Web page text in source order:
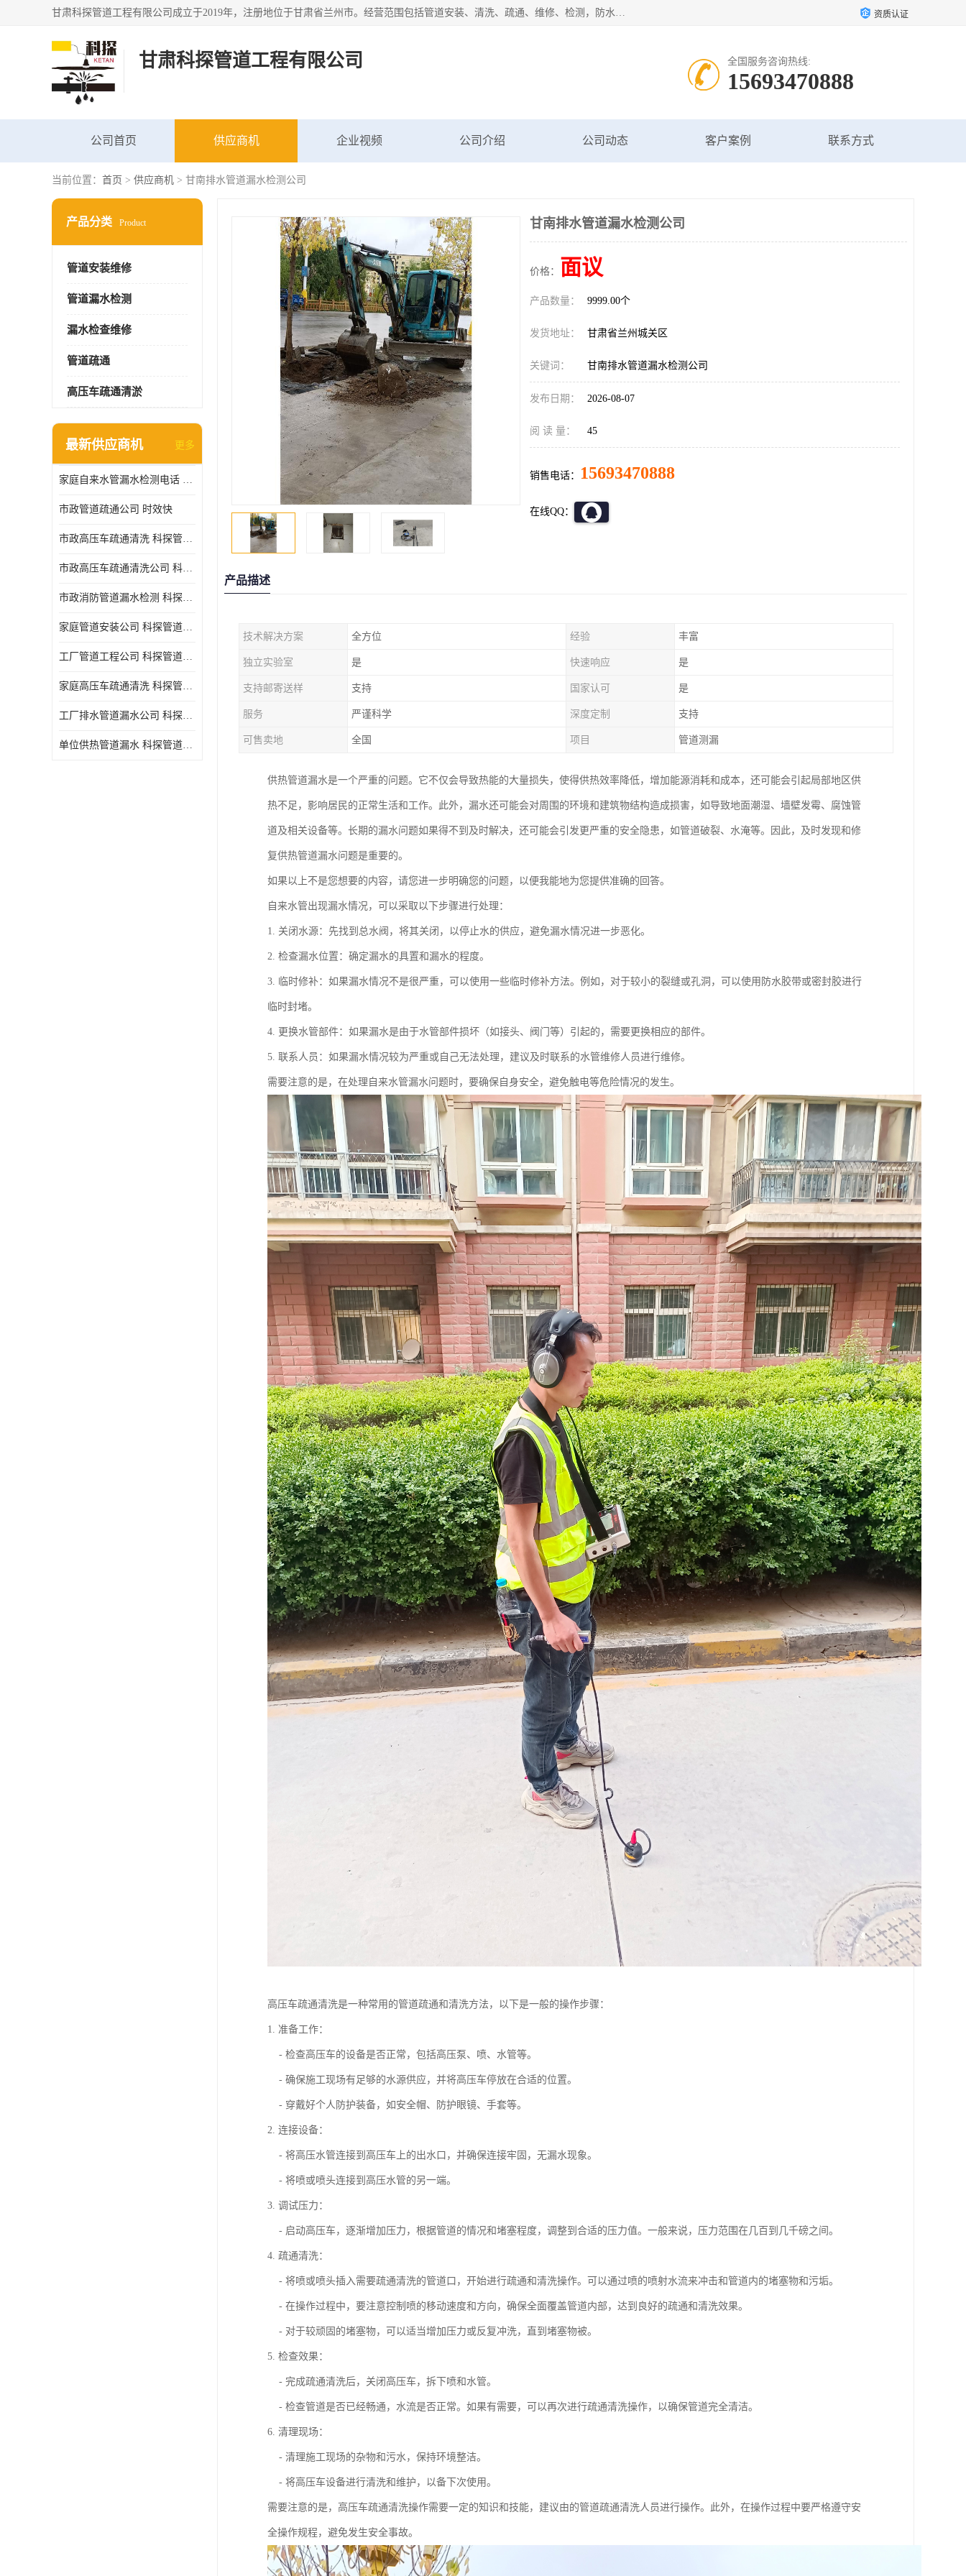
甘肃科探管道工程有限公司成立于2019年，注册地位于甘肃省兰州市。经营范围包括管道安装、清洗、疏通、维修、检测，防水工程，工程钻孔，化粪池清理，暖气安装，给排水管道安装维修，室内外管道如消防、供水、供热管道漏水检测定位，室内外防水堵漏等。 资质认证
甘肃科探管道工程有限公司 全国服务咨询热线:
15693470888
公司首页 供应商机 企业视频 公司介绍 公司动态 客户案例 联系方式
当前位置： 首页 > 供应商机 > 甘南排水管道漏水检测公司
产品分类 Product
管道安装维修
管道漏水检测
漏水检查维修
管道疏通
高压车疏通清淤
最新供应商机 更多
家庭自来水管漏水检测电话 服务周到
市政管道疏通公司 时效快
市政高压车疏通清洗 科探管道工程 设备齐
市政高压车疏通清洗公司 科探管道工程 经验丰富
市政消防管道漏水检测 科探管道工程 快速上门
家庭管道安装公司 科探管道工程 团队服务
工厂管道工程公司 科探管道工程 时效快
家庭高压车疏通清洗 科探管道工程 服务周到
工厂排水管道漏水公司 科探管道工程 快速上门
单位供热管道漏水 科探管道工程 设备齐
甘南排水管道漏水检测公司
价格： 面议
产品数量： 9999.00个
发货地址： 甘肃省兰州城关区
关键词： 甘南排水管道漏水检测公司
发布日期： 2026-08-07
阅 读 量： 45
销售电话： 15693470888
在线QQ：
产品描述
技术解决方案 全方位 经验 丰富
独立实验室 是 快速响应 是
支持邮寄送样 支持 国家认可 是
服务 严谨科学 深度定制 支持
可售卖地 全国 项目 管道测漏
供热管道漏水是一个严重的问题。它不仅会导致热能的大量损失，使得供热效率降低，增加能源消耗和成本，还可能会引起局部地区供
热不足，影响居民的正常生活和工作。此外，漏水还可能会对周围的环境和建筑物结构造成损害，如导致地面潮湿、墙壁发霉、腐蚀管
道及相关设备等。长期的漏水问题如果得不到及时解决，还可能会引发更严重的安全隐患，如管道破裂、水淹等。因此，及时发现和修
复供热管道漏水问题是重要的。
如果以上不是您想要的内容，请您进一步明确您的问题，以便我能地为您提供准确的回答。
自来水管出现漏水情况，可以采取以下步骤进行处理：
1. 关闭水源：先找到总水阀，将其关闭，以停止水的供应，避免漏水情况进一步恶化。
2. 检查漏水位置：确定漏水的具置和漏水的程度。
3. 临时修补：如果漏水情况不是很严重，可以使用一些临时修补方法。例如，对于较小的裂缝或孔洞，可以使用防水胶带或密封胶进行
临时封堵。
4. 更换水管部件：如果漏水是由于水管部件损坏（如接头、阀门等）引起的，需要更换相应的部件。
5. 联系人员：如果漏水情况较为严重或自己无法处理，建议及时联系的水管维修人员进行维修。
需要注意的是，在处理自来水管漏水问题时，要确保自身安全，避免触电等危险情况的发生。
高压车疏通清洗是一种常用的管道疏通和清洗方法，以下是一般的操作步骤：
1. 准备工作：
- 检查高压车的设备是否正常，包括高压泵、喷、水管等。
- 确保施工现场有足够的水源供应，并将高压车停放在合适的位置。
- 穿戴好个人防护装备，如安全帽、防护眼镜、手套等。
2. 连接设备：
- 将高压水管连接到高压车上的出水口，并确保连接牢固，无漏水现象。
- 将喷或喷头连接到高压水管的另一端。
3. 调试压力：
- 启动高压车，逐渐增加压力，根据管道的情况和堵塞程度，调整到合适的压力值。一般来说，压力范围在几百到几千磅之间。
4. 疏通清洗：
- 将喷或喷头插入需要疏通清洗的管道口，开始进行疏通和清洗操作。可以通过喷的喷射水流来冲击和管道内的堵塞物和污垢。
- 在操作过程中，要注意控制喷的移动速度和方向，确保全面覆盖管道内部，达到良好的疏通和清洗效果。
- 对于较顽固的堵塞物，可以适当增加压力或反复冲洗，直到堵塞物被。
5. 检查效果：
- 完成疏通清洗后，关闭高压车，拆下喷和水管。
- 检查管道是否已经畅通，水流是否正常。如果有需要，可以再次进行疏通清洗操作，以确保管道完全清洁。
6. 清理现场：
- 清理施工现场的杂物和污水，保持环境整洁。
- 将高压车设备进行清洗和维护，以备下次使用。
需要注意的是，高压车疏通清洗操作需要一定的知识和技能，建议由的管道疏通清洗人员进行操作。此外，在操作过程中要严格遵守安
全操作规程，避免发生安全事故。